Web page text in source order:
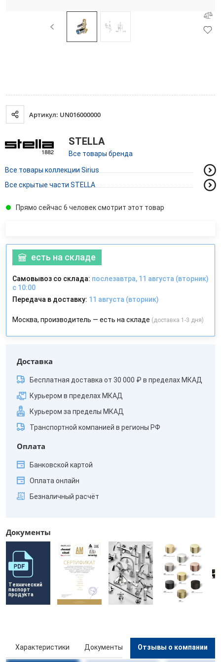
Артикул: UN016000000
STELLA
Все товары бренда
Все товары коллекции Sirius
Все скрытые части STELLA
Прямо сейчас 6 человек смотрит этот товар
есть на складе
Самовывоз со склада: послезавтра, 11 августа (вторник)
с 10:00
Передача в доставку: 11 августа (вторник)
Москва, производитель — есть на складе (доставка 1-3 дня)
Доставка
Бесплатная доставка от 30 000 ₽ в пределах МКАД
Курьером в пределах МКАД
Курьером за пределы МКАД
Транспортной компанией в регионы РФ
Оплата
Банковской картой
Оплата онлайн
Безналичный расчёт
Документы
Технический
паспорт
продукта
Характеристики Документы Отзывы о компании